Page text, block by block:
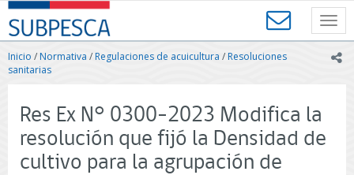
Contenido
principal
SUBPESCA
-
Subsecretaría
de
Acuicultura
Gobierno
de
Inicio /Normativa / Regulaciones de acuicultura /Resoluciones
sanitarias
Res Ex N° 0300-2023 Modifica la
resolución que fijó la Densidad de
cultivo para la agrupación de